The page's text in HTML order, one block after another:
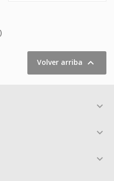
Volver arriba 


